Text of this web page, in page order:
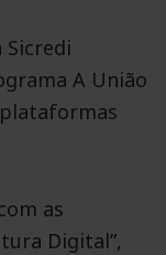
Sicredi
A União
plataformas
as
Digital”,